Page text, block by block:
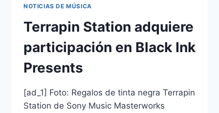
NOTICIAS DE MÚSICA
Terrapin Station adquiere
participación en Black Ink
Presents
[ad_1] Foto: Regalos de tinta negra Terrapin
Station de Sony Music Masterworks